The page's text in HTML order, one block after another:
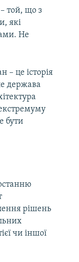
той, що з
які
Не
– це історія
держава
бути
рішень
чи іншої